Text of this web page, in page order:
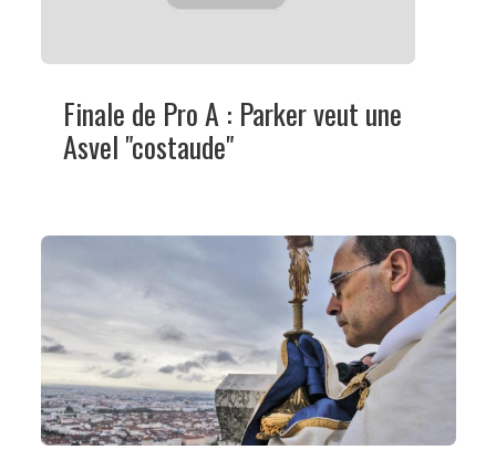
Finale de Pro A : Parker veut une
Asvel "costaude"